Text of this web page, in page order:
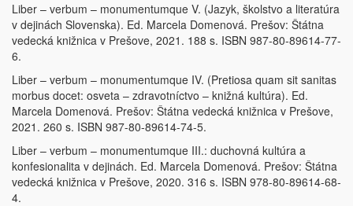
Liber – verbum – monumentumque V. (Jazyk, školstvo a literatúra
v dejinách Slovenska). Ed. Marcela Domenová. Prešov: Štátna
vedecká knižnica v Prešove, 2021. 188 s. ISBN 987-80-89614-77-
6.
Liber – verbum – monumentumque IV. (Pretiosa quam sit sanitas
morbus docet: osveta – zdravotníctvo – knižná kultúra). Ed.
Marcela Domenová. Prešov: Štátna vedecká knižnica v Prešove,
2021. 260 s. ISBN 987-80-89614-74-5.
Liber – verbum – monumentumque III.: duchovná kultúra a
konfesionalita v dejinách. Ed. Marcela Domenová. Prešov: Štátna
vedecká knižnica v Prešove, 2020. 316 s. ISBN 978-80-89614-68-
4.